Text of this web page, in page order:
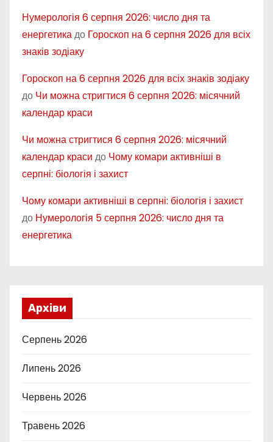
Нумерологія 6 серпня 2026: число дня та
енергетикадо Гороскоп на 6 серпня 2026 для всіх
знаків зодіаку
Гороскоп на 6 серпня 2026 для всіх знаків зодіаку
до Чи можна стригтися 6 серпня 2026: місячний
календар краси
Чи можна стригтися 6 серпня 2026: місячний
календар краси до Чому комари активніші в
серпні: біологія і захист
Чому комари активніші в серпні: біологія і захист
до Нумерологія 5 серпня 2026: число дня та
енергетика
Архіви
Серпень 2026
Липень 2026
Червень 2026
Травень 2026